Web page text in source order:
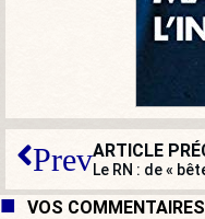
Prev
VOS COMMENTAIRES